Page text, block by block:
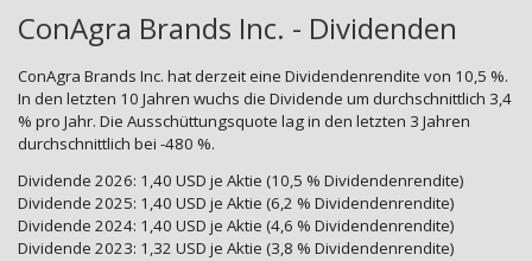
ConAgra Brands Inc. - Dividenden
ConAgra Brands Inc. hat derzeit eine Dividendenrendite von 10,5 %.
In den letzten 10 Jahren wuchs die Dividende um durchschnittlich 3,4
% pro Jahr. Die Ausschüttungsquote lag in den letzten 3 Jahren
durchschnittlich bei -480 %.
Dividende 2026: 1,40 USD je Aktie (10,5 % Dividendenrendite)
Dividende 2025: 1,40 USD je Aktie (6,2 % Dividendenrendite)
Dividende 2024: 1,40 USD je Aktie (4,6 % Dividendenrendite)
Dividende 2023: 1,32 USD je Aktie (3,8 % Dividendenrendite)